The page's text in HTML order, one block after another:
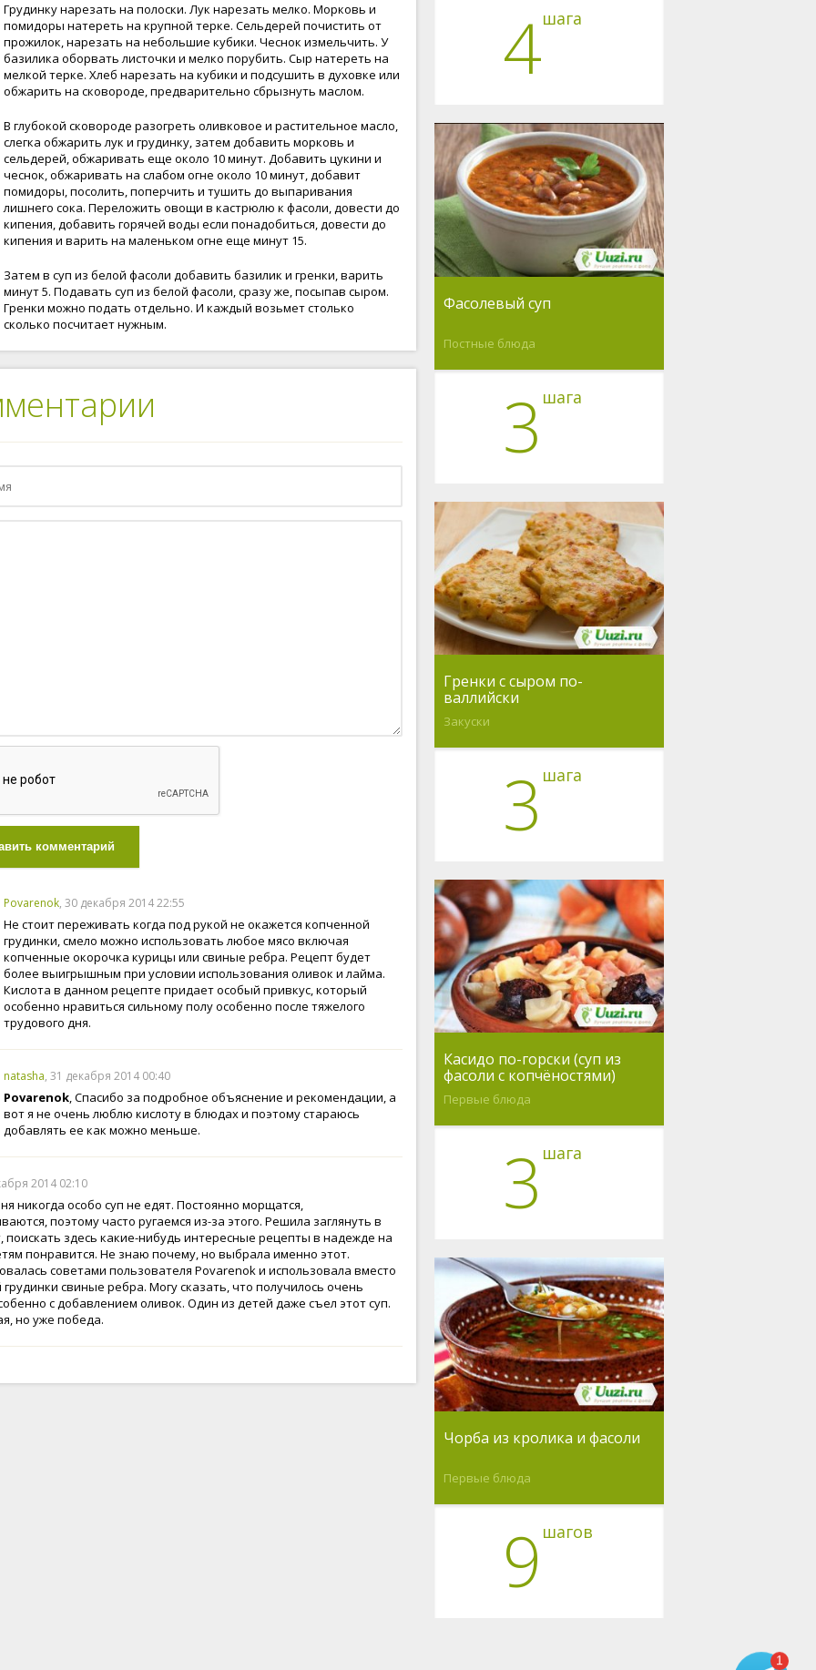
Грудинку нарезать на полоски. Лук нарезать мелко. Морковь и
помидоры натереть на крупной терке. Сельдерей почистить от
прожилок, нарезать на небольшие кубики. Чеснок измельчить. У
базилика оборвать листочки и мелко порубить. Сыр натереть на
мелкой терке. Хлеб нарезать на кубики и подсушить в духовке или
обжарить на сковороде, предварительно сбрызнуть маслом.
В глубокой сковороде разогреть оливковое и растительное масло,
слегка обжарить лук и грудинку, затем добавить морковь и
сельдерей, обжаривать еще около 10 минут. Добавить цукини и
чеснок, обжаривать на слабом огне около 10 минут, добавит
помидоры, посолить, поперчить и тушить до выпаривания
лишнего сока. Переложить овощи в кастрюлю к фасоли, довести до
кипения, добавить горячей воды если понадобиться, довести до
кипения и варить на маленьком огне еще минут 15.
Затем в суп из белой фасоли добавить базилик и гренки, варить
минут 5. Подавать суп из белой фасоли, сразу же, посыпав сыром.
Гренки можно подать отдельно. И каждый возьмет столько
сколько посчитает нужным.
комментарий
Povarenok, 30 декабря 2014 22:55
Не стоит переживать когда под рукой не окажется копченной
грудинки, смело можно использовать любое мясо включая
копченные окорочка курицы или свиные ребра. Рецепт будет
более выигрышным при условии использования оливок и лайма.
Кислота в данном рецепте придает особый привкус, который
особенно нравиться сильному полу особенно после тяжелого
трудового дня.
natasha, 31 декабря 2014 00:40
Povarenok, Спасибо за подробное объяснение и рекомендации, а
вот я не очень люблю кислоту в блюдах и поэтому стараюсь
добавлять ее как можно меньше.
2014 02:10
никогда особо суп не едят. Постоянно морщатся,
поэтому часто ругаемся из-за этого. Решила заглянуть в
поискать здесь какие-нибудь интересные рецепты в надежде на
понравится. Не знаю почему, но выбрала именно этот.
советами пользователя Povarenok и использовала вместо
свиные ребра. Могу сказать, что получилось очень
с добавлением оливок. Один из детей даже съел этот суп.
но уже победа.
4шага
Фасолевый суп
Постные блюда
3 шага
Гренки с сыром по-
валлийски
Закуски
3 шага
Касидо по-горски (суп из
фасоли с копчёностями)
Первые блюда
3 шага
Чорба из кролика и фасоли
Первые блюда
9 шагов
1